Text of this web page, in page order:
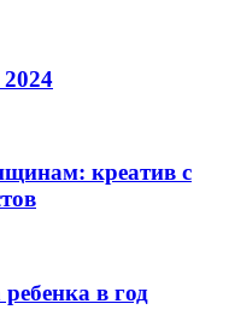
креатив с
в год